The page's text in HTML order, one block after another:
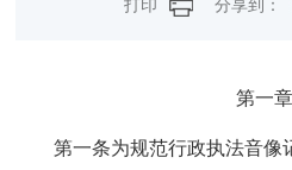
打印
分享到：
第一
第一条为规范行政执法音像